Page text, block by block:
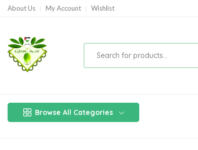
About Us My Account Wishlist
Browse All Categories